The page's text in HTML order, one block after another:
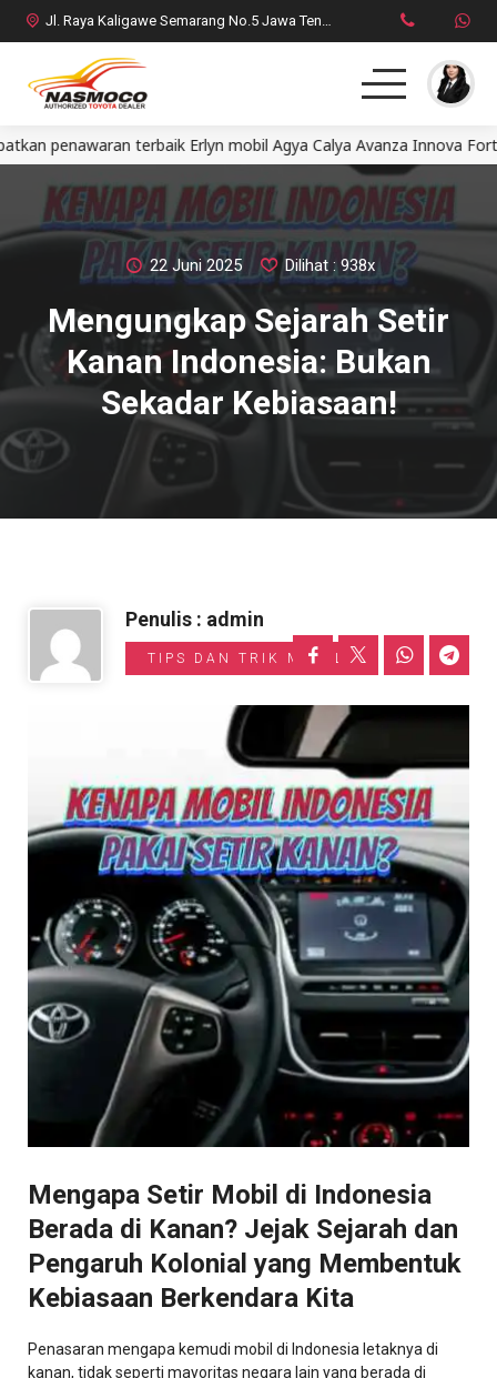
Jl. Raya Kaligawe Semarang No.5 Jawa Tengah
Home
MPV
HatchBack
Comercial
Brosur Toyota
Social Media
terbaik Erlyn mobil Agya Calya Avanza Innova Fortuner
22 Juni 2025 Dilihat : 938x
Mengungkap Sejarah Setir
Kanan Indonesia: Bukan
Sekadar Kebiasaan!
Penulis : admin
TIPS DAN TRIK MOBIL
Mengapa Setir Mobil di Indonesia
Berada di Kanan? Jejak Sejarah dan
Pengaruh Kolonial yang Membentuk
Kebiasaan Berkendara Kita
Penasaran mengapa kemudi mobil di Indonesia letaknya di
kanan, tidak seperti mayoritas negara lain yang berada di